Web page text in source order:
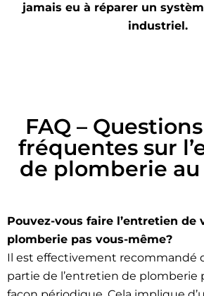
jamais eu à réparer un
industriel.
FAQ –
fréquentes sur
de plomberie au
Pouvez-vous faire l’entretien de
plomberie pas vous-même?
Il est effectivement recommandé
partie de l’entretien de plomberie